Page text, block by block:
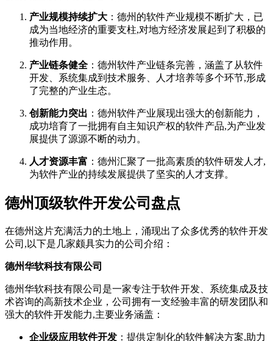
产业规模持续扩大 ：德州的软件产业规模不断扩大，已
成为当地经济的重要支柱,对地方经济发展起到了积极的
推动作用。
产业链条健全 ：德州软件产业链条完善，涵盖了从软件
开发、系统集成到技术服务、人才培养等多个环节,形成
了完整的产业生态。
创新能力突出 ：德州软件产业展现出强大的创新能力，
成功培育了一批拥有自主知识产权的软件产品,为产业发
展提供了源源不断的动力。
人才资源丰富 ：德州汇聚了一批高素质的软件研发人才,
为软件产业的持续发展提供了坚实的人才支撑。
德州顶级软件开发公司盘点
在德州这片充满活力的土地上，涌现出了众多优秀的软件开发
公司,以下是几家颇具实力的公司介绍：
德州华软科技有限公司
德州华软科技有限公司是一家专注于软件开发、系统集成及技
术咨询的高新技术企业，公司拥有一支经验丰富的研发团队和
强大的软件开发能力,主要业务涵盖：
企业级应用软件开发 ：提供定制化的软件解决方案,助力